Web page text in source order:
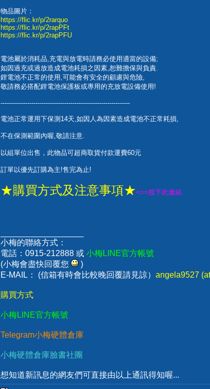
物品圖片：
https://flic.kr/p/2rarquo
https://flic.kr/p/2rapPFt
https://flic.kr/p/2rapPFU
電池屬於消耗品,充電與放電時請務必使用適當的設備;
如因過充或過放造成電池耗損之因素,恕難擔保與負責.
鋰電池不正常的使用,可能會有安全的顧慮與危險,
敬請務必搭配鋰電池保護板或專用的充放電設備使用!
---------------------------------------------------------------
電池正常運用下保測14天,如因人為因素造成電池不正常耗損,
不在保測範圍內喔,敬請注意.
以組單位出售，此物品可超商取貨付款運費60元
訂單以優先訂購為主!售完為止!
★購買方式及注意事項★<==按下此連結
小梅的聯絡方式：
電話：0915-212888 或 小梅LINE官方帳號
(小梅會盡快回覆您
)
E-MAIL： (信箱有時會比較晚回覆請見諒） angela9527
購買方式
小梅LINE官方帳號
Telegram小梅硬體倉庫
小梅硬體倉庫臉書社團
想知道新訊息的網友們可直接由以上通訊得知喔...